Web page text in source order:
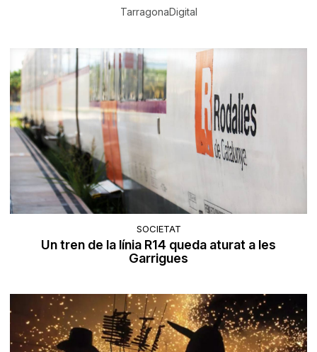
TarragonaDigital
SOCIETAT
Un tren de la línia R14 queda aturat a les
Garrigues